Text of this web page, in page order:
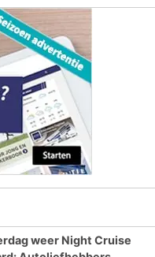
weer Night Cruise